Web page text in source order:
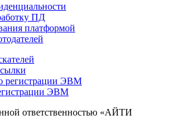
ПД
платформой
регистрации ЭВМ
ЭВМ
ответственностью «АЙТИ